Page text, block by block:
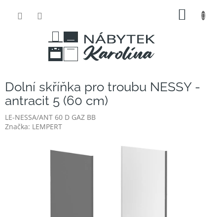
Dolní skříňka pro troubu NESSY -
antracit 5 (60 cm)
LE-NESSA/ANT 60 D GAZ BB
Značka: LEMPERT